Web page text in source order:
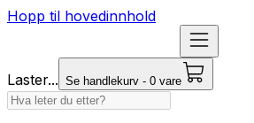
Hopp til hovedinnhold
Laster... Se handlekurv - 0 vare